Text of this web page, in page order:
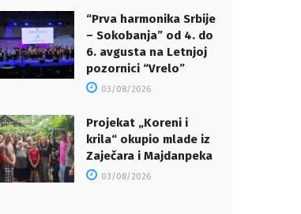
“Prva harmonika Srbije
– Sokobanja” od 4. do
6. avgusta na Letnjoj
pozornici “Vrelo”
03/08/2026
Projekat „Koreni i
krila“ okupio mlade iz
Zaječara i Majdanpeka
03/08/2026